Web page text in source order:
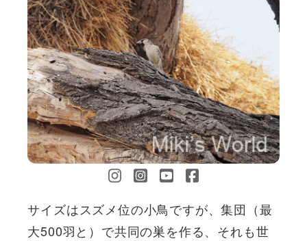
サイズはスズメ位の小鳥ですが、集団（最
大500羽と）で共同の巣を作る、それも世